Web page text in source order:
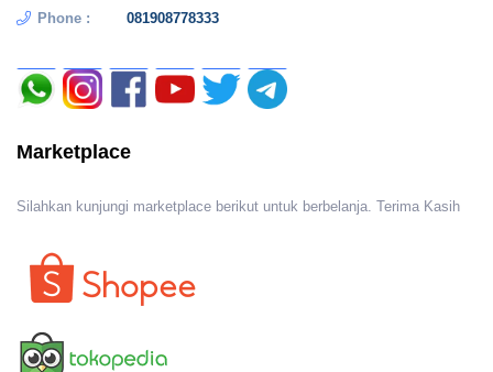
Phone : 081908778333
Marketplace
Silahkan kunjungi marketplace berikut untuk berbelanja. Terima Kasih